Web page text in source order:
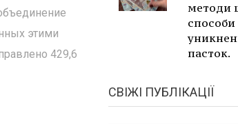
этими
429,6
методи
способи
пасток.
СВІЖІ ПУБЛІКАЦІЇ